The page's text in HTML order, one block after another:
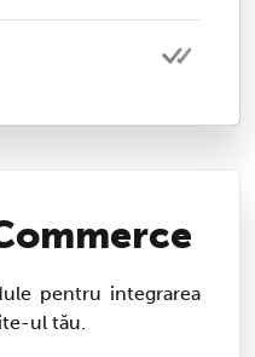
pentru integrarea
ul tău.